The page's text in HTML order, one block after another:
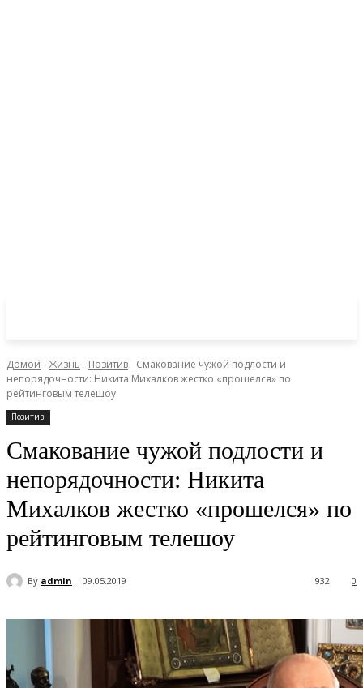
Домой Жизнь Позитив
Смакование чужой подлости и
непорядочности: Никита Михалков жестко «прошелся» по
рейтинговым телешоу
Позитив
Смакование чужой подлости и
непорядочности: Никита
Михалков жестко «прошелся» по
рейтинговым телешоу
By admin 09.05.2019 0
932